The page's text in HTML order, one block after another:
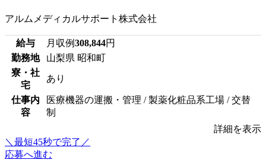
アルムメディカルサポート株式会社
給与 月収例308,844円
勤務地
山梨県 昭和町
寮・社
宅
あり
仕事内
容
医療機器の運搬・管理 / 製薬化粧品系工場 / 交替
制
詳細を表示
＼最短45秒で完了／
応募へ進む